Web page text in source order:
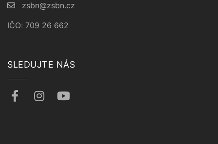
zsbn@zsbn.cz
IČO: 709 26 662
SLEDUJTE NÁS